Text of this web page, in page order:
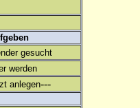
gesucht
werden
anlegen---